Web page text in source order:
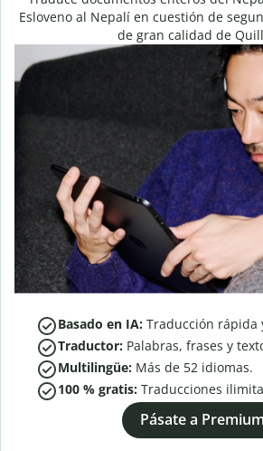
Esloveno al Nepalí en cuestión de
de gran calidad de
Basado en IA: Traducción rápida
Traductor: Palabras, frases y
Multilingüe: Más de 52 idiomas.
100 % gratis: Traducciones
Pásate a Premium